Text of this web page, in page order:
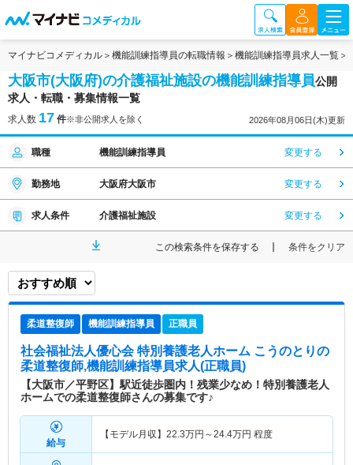
マイナビコメディカル 機能訓練指導員の転職情報 機能訓練指導員求人一覧
大阪市(大阪府)の介護福祉施設の機能訓練指導員公開
求人・転職・募集情報一覧
求人数 17 件※非公開求人を除く 2026年08月06日(木)更新
職種 機能訓練指導員 変更する
勤務地 大阪府大阪市 変更する
求人条件 介護福祉施設 変更する
この検索条件を保存する 条件をクリア
柔道整復師 機能訓練指導員 正職員
社会福祉法人優心会 特別養護老人ホーム こうのとりの
柔道整復師,機能訓練指導員求人(正職員)
【大阪市／平野区】駅近徒歩圏内！残業少なめ！特別養護老人
ホームでの柔道整復師さんの募集です♪
給与
【モデル月収】 22.3万円～24.4万円 程度